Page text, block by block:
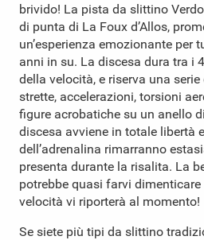
brivido! La pista da slittino
di punta di La Foux d’Allos,
un’esperienza emozionante per
anni in su. La discesa dura tra i
della velocità, e riserva una
strette, accelerazioni, torsioni
figure acrobatiche su un anello
discesa avviene in totale libertà
dell’adrenalina rimarranno
presenta durante la risalita. La
potrebbe quasi farvi
velocità vi riporterà al momento!
Se siete più tipi da slittino